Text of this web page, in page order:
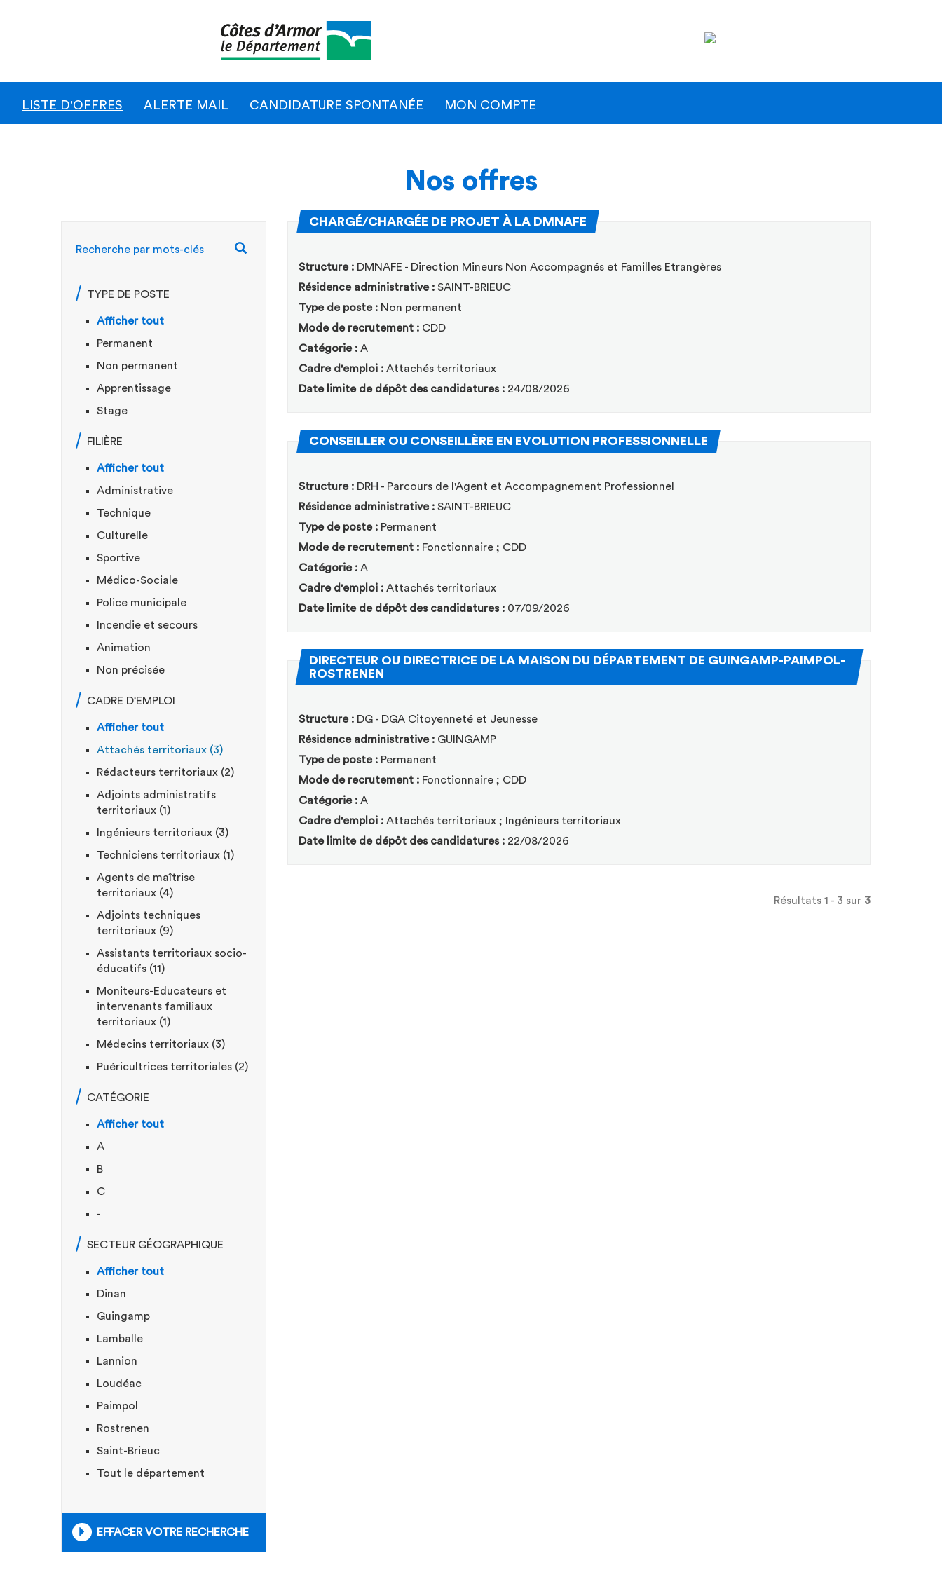
LISTE D'OFFRES ALERTE MAIL CANDIDATURE SPONTANÉE MON COMPTE
Nos offres
TYPE DE POSTE
Afficher tout
Permanent
Non permanent
Apprentissage
Stage
FILIÈRE
Afficher tout
Administrative
Technique
Culturelle
Sportive
Médico-Sociale
Police municipale
Incendie et secours
Animation
Non précisée
CADRE D'EMPLOI
Afficher tout
Attachés territoriaux (3)
Rédacteurs territoriaux (2)
Adjoints administratifs
territoriaux (1)
Ingénieurs territoriaux (3)
Techniciens territoriaux (1)
Agents de maîtrise
territoriaux (4)
Adjoints techniques
territoriaux (9)
Assistants territoriaux socio-
éducatifs (11)
Moniteurs-Educateurs et
intervenants familiaux
territoriaux (1)
Médecins territoriaux (3)
Puéricultrices territoriales (2)
CATÉGORIE
Afficher tout
A
B
C
-
SECTEUR GÉOGRAPHIQUE
Afficher tout
Dinan
Guingamp
Lamballe
Lannion
Loudéac
Paimpol
Rostrenen
Saint-Brieuc
Tout le département
EFFACER VOTRE RECHERCHE
CHARGÉ/CHARGÉE DE PROJET À LA DMNAFE(Nouvelle fenêtre)
Structure : DMNAFE - Direction Mineurs Non Accompagnés et Familles Etrangères
Résidence administrative : SAINT-BRIEUC
Type de poste : Non permanent
Mode de recrutement : CDD
Catégorie : A
Cadre d'emploi : Attachés territoriaux
Date limite de dépôt des candidatures : 24/08/2026
CONSEILLER OU CONSEILLÈRE EN EVOLUTION PROFESSIONNELLE(Nouvelle fenêtre)
Structure : DRH - Parcours de l'Agent et Accompagnement Professionnel
Résidence administrative : SAINT-BRIEUC
Type de poste : Permanent
Mode de recrutement : Fonctionnaire ; CDD
Catégorie : A
Cadre d'emploi : Attachés territoriaux
Date limite de dépôt des candidatures : 07/09/2026
DIRECTEUR OU DIRECTRICE DE LA MAISON DU DÉPARTEMENT DE GUINGAMP-PAIMPOL-
ROSTRENEN(Nouvelle fenêtre)
Structure : DG - DGA Citoyenneté et Jeunesse
Résidence administrative : GUINGAMP
Type de poste : Permanent
Mode de recrutement : Fonctionnaire ; CDD
Catégorie : A
Cadre d'emploi : Attachés territoriaux ; Ingénieurs territoriaux
Date limite de dépôt des candidatures : 22/08/2026
Résultats 1 - 3 sur 3